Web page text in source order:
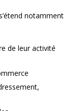
notamment
de leur activité